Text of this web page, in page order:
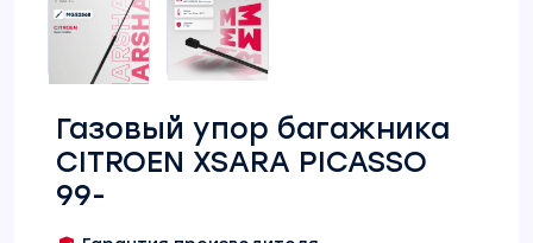
Газовый упор багажника
CITROEN XSARA PICASSO
99-